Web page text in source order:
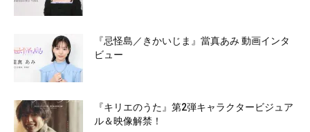
『忌怪島／きかいじま』當真あみ 動画インタ
ビュー
『キリエのうた』第2弾キャラクタービジュア
ル＆映像解禁！